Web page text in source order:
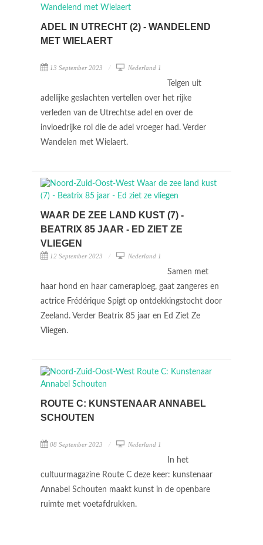
ADEL IN UTRECHT (2) - WANDELEND
MET WIELAERT
13 September 2023 Nederland 1
Telgen uit
adellijke geslachten vertellen over het rijke
verleden van de Utrechtse adel en over de
invloedrijke rol die de adel vroeger had. Verder
Wandelen met Wielaert.
WAAR DE ZEE LAND KUST (7) -
BEATRIX 85 JAAR - ED ZIET ZE
VLIEGEN
12 September 2023 Nederland 1
Samen met
haar hond en haar cameraploeg, gaat zangeres en
actrice Frédérique Spigt op ontdekkingstocht door
Zeeland. Verder Beatrix 85 jaar en Ed Ziet Ze
Vliegen.
ROUTE C: KUNSTENAAR ANNABEL
SCHOUTEN
08 September 2023 Nederland 1
In het
cultuurmagazine Route C deze keer: kunstenaar
Annabel Schouten maakt kunst in de openbare
ruimte met voetafdrukken.